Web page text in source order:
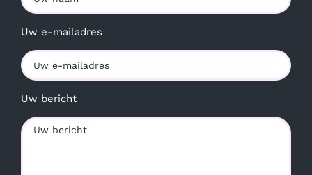
Uw e-mailadres
Uw bericht